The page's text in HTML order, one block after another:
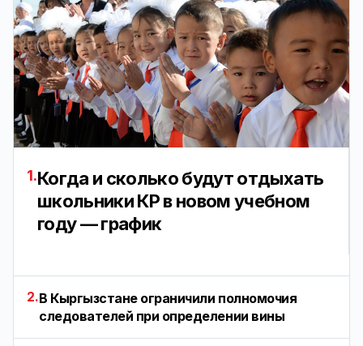
1.Когда и сколько будут отдыхать
школьники КР в новом учебном
году — график
2.В Кыргызстане ограничили полномочия
следователей при определении вины